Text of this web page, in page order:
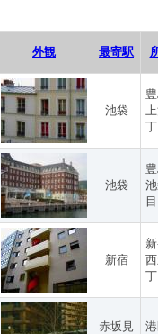
外観 最寄駅
池袋
池袋
新宿
赤坂見